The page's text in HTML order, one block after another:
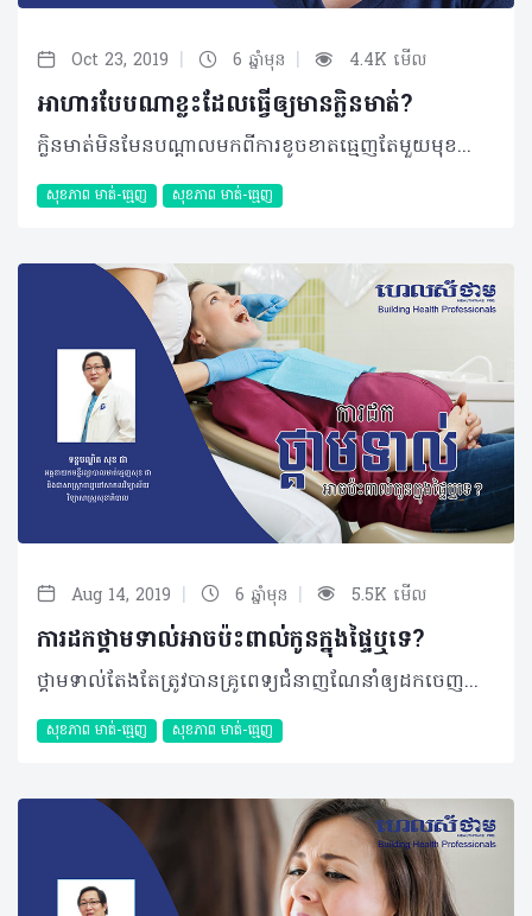
Oct 23, 2019 | 6 ឆ្នាំមុន | 4.4K មើល
អាហារបែបណាខ្លះដែលធ្វើឲ្យមានក្លិនមាត់?
ក្លិនមាត់មិនមែនបណ្ដាលមកពីការខូចខាតធ្មេញតែមួយមុខនោះទេ។ ជាក់ស្ដែងរបបអាហាររៀងរាល់ថ្ងៃក៏អាចធ្វើឲ្យមានក្លិនមាត់ផងដែរហើយអ្នកហាក់មិនបានដឹងទាល់តែសោះ។ បើច្បាស់ថា សុខភាពមាត់ធ្មេញមិនមានបញ្ហានោះ អ្នកគួរសង្កេតមើលអាហារដែលកំពុងតែបរិភោគឡើងវិញ ដែលករណីខាងក្រោមនេះនឹងបញ្ជាក់ប្រាប់អ្នកថាមានអាហារអ្វីខ្លះ? សំណួរ៖ ខ្ញុំមានអាយុ ២១ឆ្នាំ ភេទស្រី រស់នៅខេត្តសៀមរាប។ នាងខ្ញុំមានចម្ងល់ចង់ជម្រាបសួរ លោកទន្តបណ្ឌិតថា តើអាហារដែលនាងខ្ញុំទទួលទានអាចប៉ះពាល់ដល់ខ្យល់ដកដង្ហើមនាងខ្ញុំតាមរបៀបណាខ្លះ? ចម្លើយ៖ អាហារមួយចំនួនគឺធ្វើឲ្យខ្យល់ដកដង្ហើមរបស់អ្នកមិនល្អមានដូចជា ខ្ទឹម កាហ្វេ គ្រឿងស្រវឹង និងអាហារផ្សេងៗទៀត។ ការទទួលទានខ្ទឹមអាចធ្វើឲ្យខ្យល់ដង្ហើមមិនល្អ តែវាក៏ធ្វើឲ្យក្លិនអាក្រក់ជះចេញពីរាងកាយតាមរយៈការបែកញើសផងដែរ ដោយសារតែធាតុផ្សំនៅក្នុងខ្ទឹមសត្រូវបានស្រូបទៅក្នុងឈាម និងលំពែងហើយវាបង្កជាក្លិនមិនល្អចេញពីរាងកាយទាំងមូល និងខ្យល់ដកដង្ហើម។ លើសពីនេះការទទួលទានកាហ្វេច្រើនពេកក្នុងមួយថ្ងៃអាចធ្វើឲ្យរាងកាយ និងខ្យល់ដង្ហើមរបស់អ្នកជះក្លិនមិនល្អផងដែរ បើទោះបីជាអ្នកងូតទឹកសម្អាតខ្លួនប្រាណ ឬផ្លាស់ប្តូរសម្លៀកបំពាក់យ៉ាងណាក៏ដោយ។ នោះក៏ដោយសារតែជាតិកាហ្វេអុីនបានធ្វើការរំញោចក្រពេញញើស និងធ្វើឲ្យអ្នកបែកញើសច្រើនខុសពីធម្មតាទៀតផង។ អត្ថបទ៖ ដកស្រង់ចេញពីទស្សនាវដ្ដី ហេលស៍ថាម ប្រូ លេខ ៨៤ បកស្រាយដោយ៖ ទន្តបណ្ឌិត សុខ ជា អគ្គនាយកមន្ទីរព្យាបាលមាត់ធ្មេញសុខ ជា និងជាសាស្រ្តាចារ្យសាកលវិទ្យាល័យវិទ្យាសាស្រ្តសុខាភិបាល 2019 រក្សាសិទ្ធិគ្រប់យ៉ាង​ដោយ Healthtime Corporation ចំពោះគ្រប់អត្ថបទដោយគ្មានផ្នែកណាមួយត្រូវបោះពុម្ពផ្សាយចូលប្រព័ន្ធអុីនធឺណែតឧបករណ៍អេឡិចត្រូនិកអាត់ជាសំឡេងឬថតចំលងគ្រប់រូបភាពដោយគ្មានការអនុញ្ញាតឡើយ
សុខភាព​​ មាត់-ធ្មេញ សុខភាព​​ មាត់-ធ្មេញ
Aug 14, 2019 | 6 ឆ្នាំមុន | 5.5K មើល
ការដកថ្គាមទាល់អាចប៉ះពាល់កូនក្នុងផ្ទៃឬទេ?
ថ្គាមទាល់តែងតែត្រូវបានគ្រូពេទ្យជំនាញណែនាំឲ្យដកចេញជាដាច់ខាត ទោះបីជាមិនឈឺ ឬមានអាការៈឈឺចាប់យ៉ាងណាក៏ដោយ ប៉ុន្តែប្រសិនបើអ្នកកំពុងមានផ្ទៃពោះ ហើយកំពុងមានការឈឺចាប់ខ្លាំងវិញនោះ តើអ្នកគួរដកចេញដែរឬទេ? សំណួរ៖ ខ្ញុំមានអាយុ ២៥ឆ្នាំ ភេទស្រី អំឡុងពេលនេះខ្ញុំកំពុងមានផ្ទៃពោះប្រាំពីរខែហើយខ្ញុំឈឺថ្គាមទាល់ខ្លាំងណាស់។​ តើខ្ញុំអាចធ្វើការដកថ្គាមនេះចេញបានទេ? តើវាអាចប៉ះពាល់ដល់កូនក្នុងផ្ទៃទេ? ចម្លើយ៖ ក្នុងករណីដែលប្អូនឈឺថ្គាមទាល់ខ្លាំង ក្នុងអំឡុងពេលមានផ្ទៃពោះប្រាំពីរខែប្អូនគួរតែមកពិនិត្យ និងពិគ្រោះយោបល់ជាមួយទន្តបណ្ឌិតជំនាញ ព្រោះក្នុងករណីខ្លះទន្តបណ្ឌិតអាចមិនធ្វើការវះកាត់ភ្លាមៗនោះទេ ប៉ុន្តែទន្តបណ្ឌិតនឹងមានវិធីបន្ថយការឈឺចាប់ហើយរង់ចាំសម្រាលរួចរាល់ជាមុនសិនព្រោះថា ៣ខែដំបូងនៃការមានផ្ទៃពោះ ឬត្រីមាសដំបូងគឺជាដំណាក់កាលសំខាន់នៃការលូតលាស់របស់គភ៌។ យើងមិនអាចផ្តល់ដំបូន្មានក្នុងការដកធ្មេញក្នុងអំឡុងពេលនេះឡើយ ព្រោះឱសថមួយចំនួនធ្វើការរារាំងដល់ការលូតលាស់របស់ទារក។ រយៈពេលដែលមានសុវត្ថិភាពបំផុតសម្រាប់ការដកធ្មេញគឺត្រីមាសទី ២ចាប់ពី ៤ទៅ៦ខែ ព្រោះនេះគឺជាដំណាក់កាលដែលទារកកំពុងលូតលាស់ ដូច្នេះប្រសិនបើមានការចាំបាច់ក្នុងការដកធ្មេញថ្គាមទាល់ក្នុងអំឡុងពេលនេះគឺ មិនមានការប៉ះពាល់ដល់ទារកក្នុងផ្ទៃពោះនោះទេ។ ក៏ប៉ុន្តែចាប់ពីខែទី៧ ដល់ពេលសម្រាលគឺត្រីមាសទី៣ ជាដំណាក់កាលគ្រោះថ្នាក់កើនឡើងក្នុងការវះកាត់ធ្មេញ។ ដំណាក់កាលនេះគឺមិនអាចធ្វើការវះកាត់នោះទេដោយសារម្តាយដែលមានផ្ទៃពោះមិនអាចអង្គុយ ឬគេងក្នុងទីតាំងដែលត្រូវបានតម្រូវ។ ការព្យាបាលអាចបណ្តាលឲ្យមានគ្រោះថ្នាក់ធ្ងន់ធ្ងរដល់ម្តាយ និងទារកដោយសារការរាំងស្ទះចរន្តឈាមទៅកាន់បេះដូងព្រោះតែទម្ងន់ធ្ងន់សង្កត់ទៅលើសរសៃឈាម។ ទន្តបណ្ឌិតភាគច្រើននឹងមិនធ្វើការវះកាត់ក្នុងអំឡុងពេលនេះទេគឺរង់ចាំការសម្រាលរួចជាមុនសិន។ ករណីចាំបាច់បំផុតការដកធ្មេញថ្គាមទាល់អាចធ្វើទៅបានដោយមិនមានប៉ះពាល់ដល់ទារកក្នុងផ្ទៃទេ ប៉ុន្តែរយៈពេលនៃការវះកាត់ត្រូវធ្វើឲ្យបានលឿនតាមដែលអាចធ្វើទៅបាន ហើយទីតាំងក្នុងការអង្គុយ ឬគេងត្រូវធានាថាមិនប៉ះពាល់។ បកស្រាយដោយ៖ ទន្តបណ្ឌិត សុខ ជា អគ្គនាយកមន្ទីរព្យាបាលមាត់ធ្មេញសុខ ជា និងជាសាស្រ្តាចារ្យនៅសាកលវិទ្យាល័យវិទ្យាសាស្រ្តសុខាភិបាល 2019 រក្សាសិទ្ធិគ្រប់យ៉ាង​ដោយ Healthtime Corporation ចំពោះគ្រប់អត្ថបទដោយគ្មានផ្នែកណាមួយត្រូវបោះពុម្ពផ្សាយចូលប្រព័ន្ធអុីនធឺណែតឧបករណ៍អេឡិចត្រូនិកអាត់ជាសំឡេងឬថតចំលងគ្រប់រូបភាពដោយគ្មានការអនុញ្ញាតឡើយ
សុខភាព​​ មាត់-ធ្មេញ សុខភាព​​ មាត់-ធ្មេញ